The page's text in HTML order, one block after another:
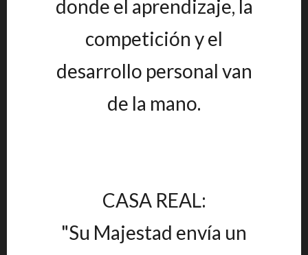
donde el aprendizaje, la
competición y el
desarrollo personal van
de la mano.
CASA REAL:
"Su Majestad envía un